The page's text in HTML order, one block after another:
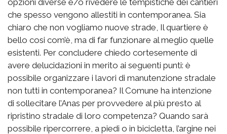
che spesso vengono allestiti in contemporanea. Sia
chiaro che non vogliamo nuove strade, Il quartiere è
bello cosi com’è, ma di far funzionare al meglio quelle
esistenti. Per concludere chiedo cortesemente di
avere delucidazioni in merito ai seguenti punti: è
possibile organizzare i lavori di manutenzione stradale
non tutti in contemporanea? Il Comune ha intenzione
di sollecitare l’Anas per provvedere al più presto al
ripristino stradale di loro competenza? Quando sarà
possibile ripercorrere, a piedi o in bicicletta, l’argine nei